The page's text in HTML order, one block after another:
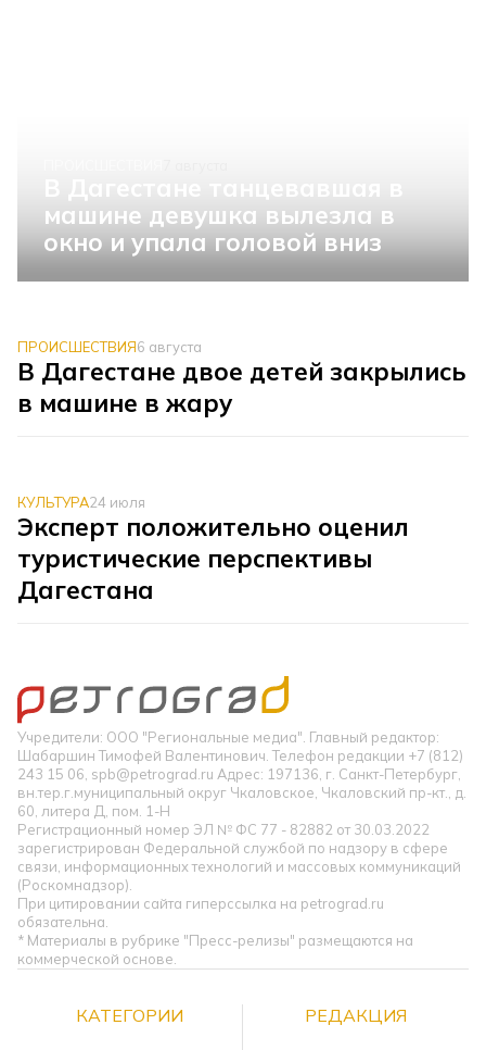
машине девушка вылезла в
окно и упала головой вниз
ПРОИСШЕСТВИЯ6 августа
В Дагестане двое детей закрылись
в машине в жару
КУЛЬТУРА24 июля
Эксперт положительно оценил
туристические перспективы
Дагестана
Учредители: ООО "Региональные медиа". Главный редактор:
Шабаршин Тимофей Валентинович. Телефон редакции +7 (812)
243 15 06, spb@petrograd.ru Адрес: 197136, г. Санкт-Петербург,
вн.тер.г.муниципальный округ Чкаловское, Чкаловский пр-кт., д.
60, литера Д, пом. 1-Н
Регистрационный номер ЭЛ № ФС 77 - 82882 от 30.03.2022
зарегистрирован Федеральной службой по надзору в сфере
связи, информационных технологий и массовых коммуникаций
(Роскомнадзор).
При цитировании сайта гиперссылка на petrograd.ru
обязательна.
* Материалы в рубрике "Пресс-релизы" размещаются на
коммерческой основе.
КАТЕГОРИИ РЕДАКЦИЯ